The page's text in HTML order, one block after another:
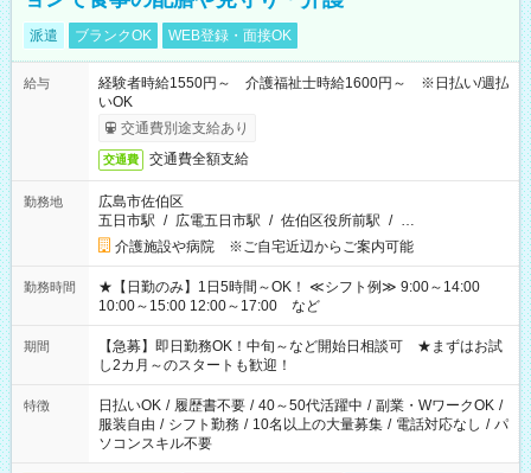
派遣 ブランクOK WEB登録・面接OK
給与
経験者時給1550円～ 介護福祉士時給1600円～ ※日払い/週払
いOK
交通費別途支給あり
交通費 交通費全額支給
勤務地
広島市佐伯区
五日市駅 / 広電五日市駅 / 佐伯区役所前駅 / …
介護施設や病院 ※ご自宅近辺からご案内可能
勤務時間
★【日勤のみ】1日5時間～OK！ ≪シフト例≫ 9:00～14:00
10:00～15:00 12:00～17:00 など
期間
【急募】即日勤務OK！中旬～など開始日相談可 ★まずはお試
し2カ月～のスタートも歓迎！
特徴 日払いOK / 履歴書不要 / 40～50代活躍中 / 副業・WワークOK /
服装自由 / シフト勤務 / 10名以上の大量募集 / 電話対応なし / パ
ソコンスキル不要